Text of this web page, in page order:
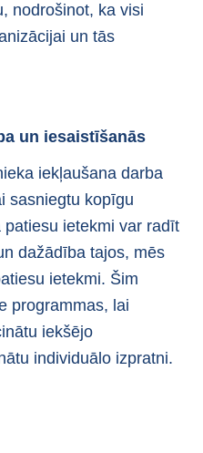
nodrošinot, ka visi
un tās
un iesaistīšanās
iekļaušana darba
sasniegtu kopīgu
ietekmi var radīt
dažādība tajos, mēs
ietekmi. Šim
programmas, lai
iekšējo
individuālo izpratni.